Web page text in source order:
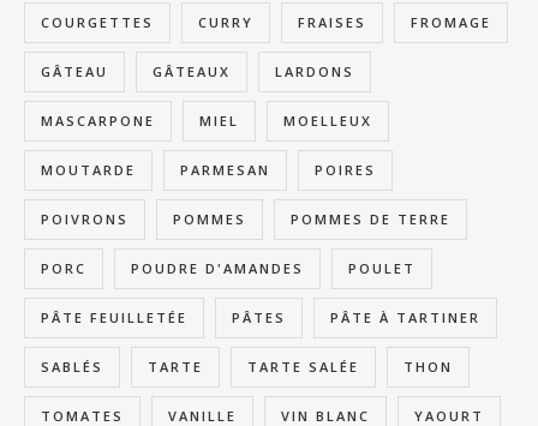
COURGETTES CURRY FRAISES FROMAGE
GÂTEAU GÂTEAUX LARDONS
MASCARPONE MIEL MOELLEUX
MOUTARDE PARMESAN POIRES
POIVRONS POMMES POMMES DE TERRE
PORC POUDRE D'AMANDES POULET
PÂTE FEUILLETÉE PÂTES PÂTE À TARTINER
SABLÉS TARTE TARTE SALÉE THON
TOMATES VANILLE VIN BLANC YAOURT